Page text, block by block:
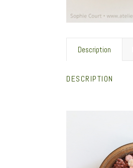
Description
DESCRIPTION